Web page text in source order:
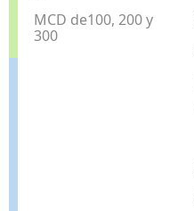
MCD de100, 200 y
300